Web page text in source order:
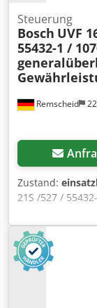
Remscheid
Steuerung
Bosch UVF
55432-1 /
Zustand:
21S /527 /
komplett
Fotos,Für
Verkaufsrabatte.
Kosten für
anfragen!
packing and